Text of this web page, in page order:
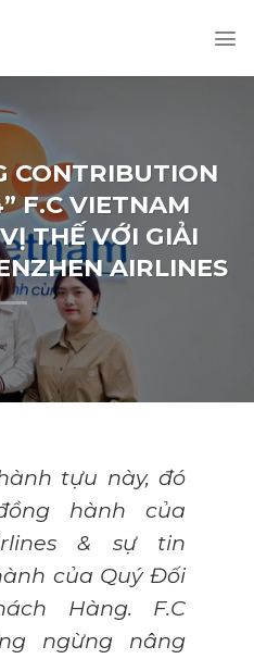
CONTRIBUTION
F.C VIETNAM
THẾ VỚI GIẢI
AIRLINES
tựu này, đó
hành của
& sự tin
của Quý Đối
Hàng. F.C
ngừng nâng